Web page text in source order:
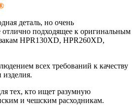
деталь, но очень
отлично подходящее к оригинальным
HPR130XD, HPR260XD,
всех требований к качеству
изделия.
тех, кто ищет разумную
и чешским расходникам.